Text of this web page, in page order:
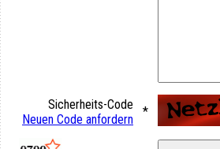
Sicherheits-Code
Neuen Code anfordern
*